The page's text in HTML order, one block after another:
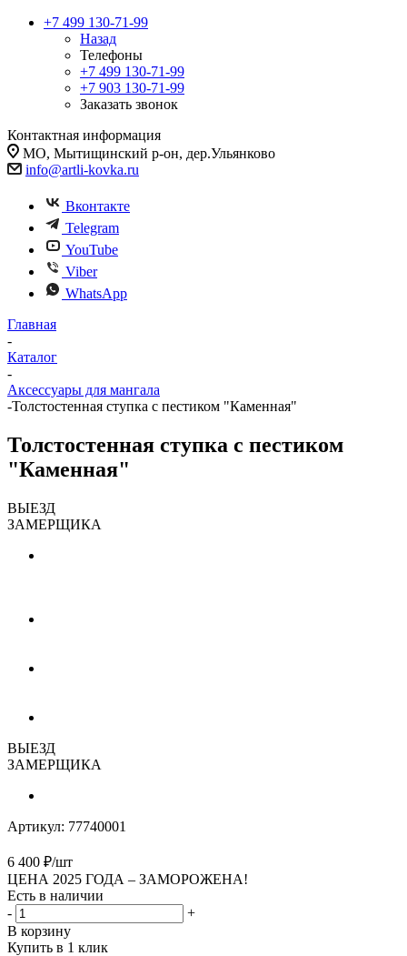
+7 499 130-71-99
Назад
Телефоны
+7 499 130-71-99
+7 903 130-71-99
Заказать звонок
Контактная информация
МО, Мытищинский р-он, дер.Ульянково
info@artli-kovka.ru
Вконтакте
Telegram
YouTube
Viber
WhatsApp
Главная
-
Каталог
-
Аксессуары для мангала
-Толстостенная ступка с пестиком "Каменная"
Толстостенная ступка с пестиком
"Каменная"
ВЫЕЗД
ЗАМЕРЩИКА
ВЫЕЗД
ЗАМЕРЩИКА
Артикул: 77740001
6 400 ₽/шт
ЦЕНА 2025 ГОДА – ЗАМОРОЖЕНА!
Есть в наличии
-
+
В корзину
Купить в 1 клик